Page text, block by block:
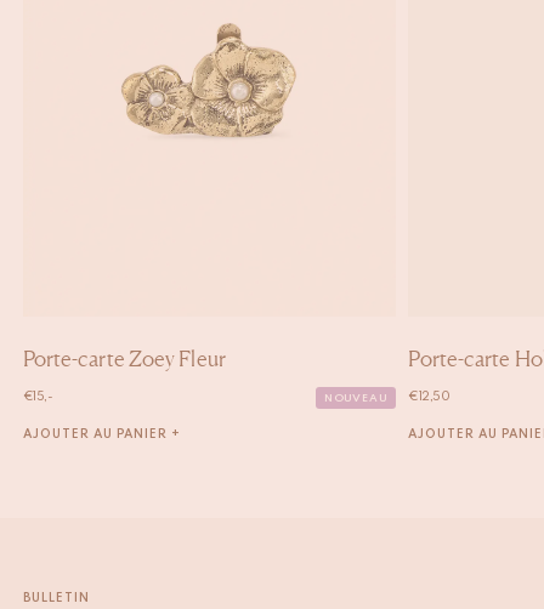
Porte-carte Zoey Fleur
€ 15,- NOUVEAU
AJOUTER AU PANIER +
Porte-carte
€ 12,50
AJOUTER AU
BULLETIN